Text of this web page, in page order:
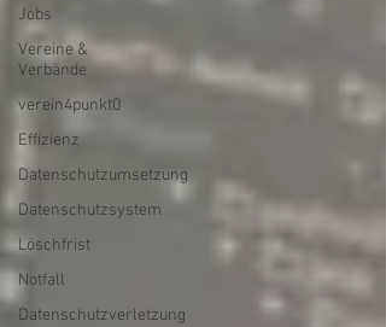
Jobs
Vereine &
Verbände
verein4punkt0
Effizienz
Datenschutzumsetzung
Datenschutzsystem
Löschfrist
Notfall
Datenschutzverletzung